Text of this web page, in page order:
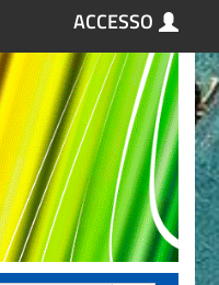
ACCESSO